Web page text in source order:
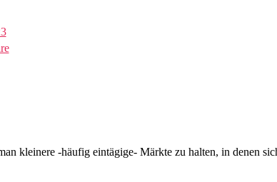
zu
Einmal
kleinere -häufig eintägige- Märkte zu halten, in denen